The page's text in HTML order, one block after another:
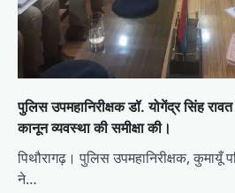
पुलिस उपमहानिरीक्षक डॉ. योगेंद्र सिंह
कानून व्यवस्था की समीक्षा की।
पिथौरागढ़। पुलिस उपमहानिरीक्षक, कुमायूँ
ने…